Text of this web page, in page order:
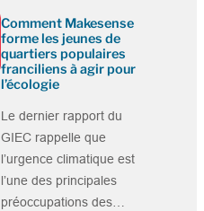
Comment Makesense
forme les jeunes de
quartiers populaires
franciliens à agir pour
l’écologie
Le dernier rapport du
GIEC rappelle que
l’urgence climatique est
l’une des principales
préoccupations des…